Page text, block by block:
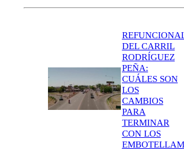
DEL CARRIL
RODRÍGUEZ
PEÑA:
CUÁLES SON
LOS
CAMBIOS
PARA
TERMINAR
CON LOS